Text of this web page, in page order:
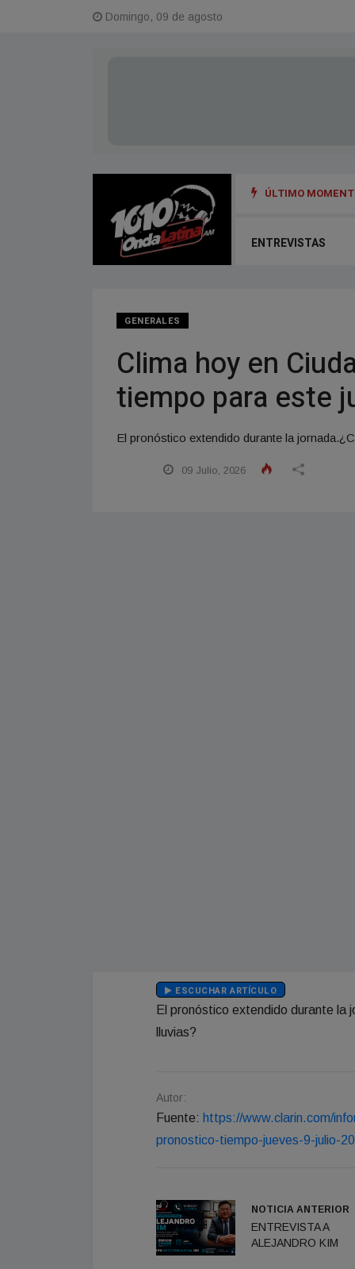
Domingo, 09 de agosto
ÚLTIMO
ENTREVISTAS
GENERALES
Clima hoy en
tiempo para este
El pronóstico extendido durante la
09 Julio, 2026
ESCUCHAR ARTÍCULO
El pronóstico extendido durante la
lluvias?
Autor:
Fuente: https://www.clarin.com/
pronostico-tiempo-jueves-9-julio-
NOTICIA ANTERIOR
ENTREVISTA A
ALEJANDRO KIM